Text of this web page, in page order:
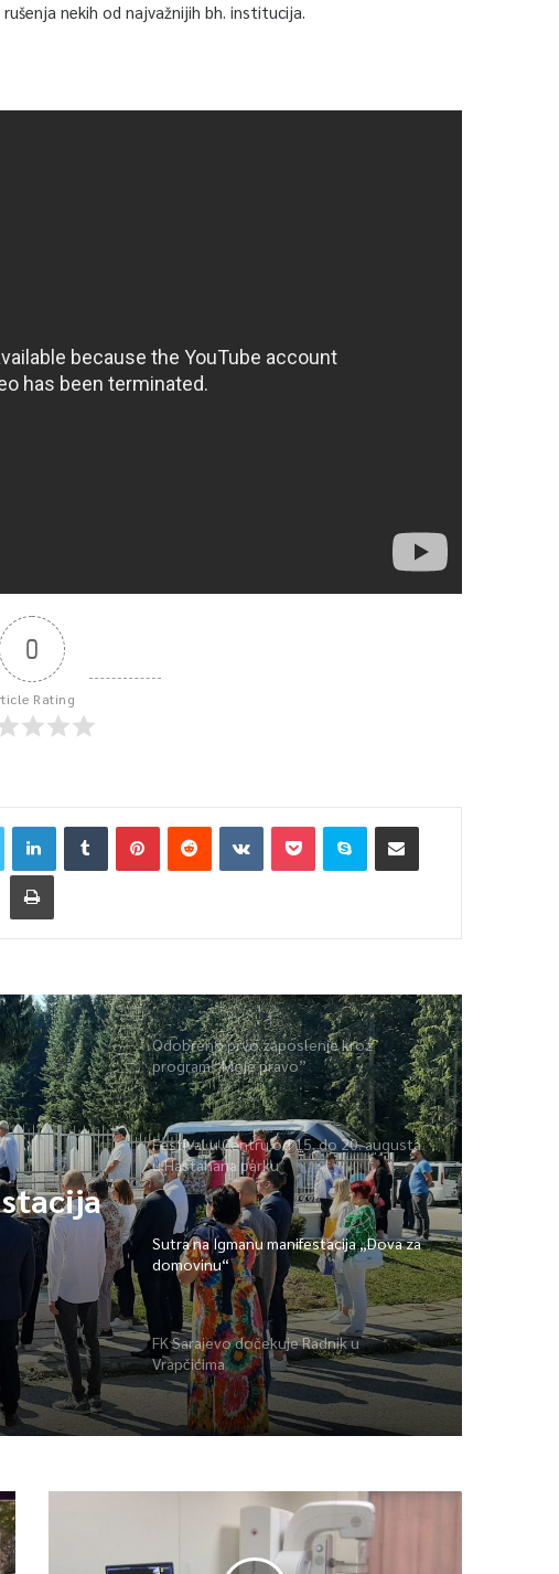
nekih od najvažnijih bh. institucija.
0
Rating
u
Odobreno prvo zaposlenje kroz
program “Moje pravo”
Festival u Centru od 15. do 20. augusta
u Hastahana parku
Sutra na Igmanu manifestacija „Dova za
domovinu“
FK Sarajevo dočekuje Radnik u
Vrapčićima